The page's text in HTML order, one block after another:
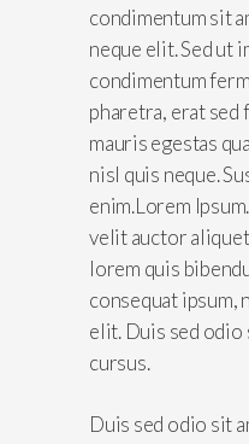
condimentum sit
neque elit. Sed ut
condimentum
pharetra, erat
mauris egestas
nisl quis neque.
enim.Lorem
velit auctor
lorem quis
consequat ipsum,
elit. Duis sed odio
cursus.
Duis sed odio sit